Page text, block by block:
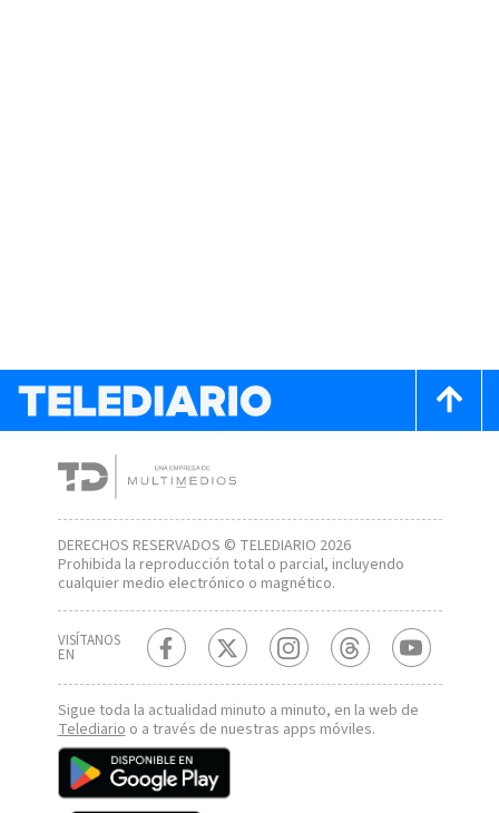
DERECHOS RESERVADOS © TELEDIARIO 2026
Prohibida la reproducción total o parcial, incluyendo
cualquier medio electrónico o magnético.
VISÍTANOS
EN
Sigue toda la actualidad minuto a minuto, en la web de
Telediarioo a través de nuestras apps móviles.